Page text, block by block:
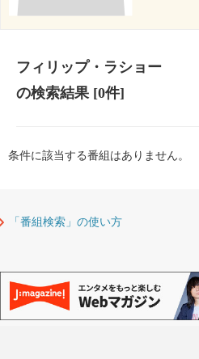
フィリップ・ラショー
の検索結果[0件]
条件に該当する番組はありません。
「番組検索」の使い方